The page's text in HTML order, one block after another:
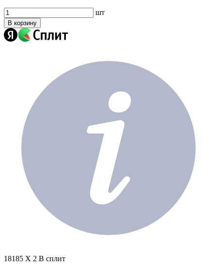
шт
В корзину
18185 X 2 В сплит